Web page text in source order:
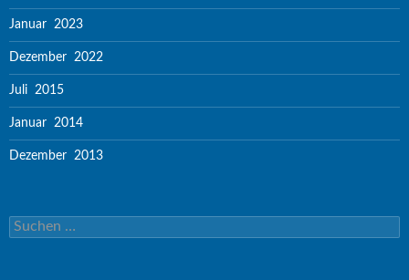
Januar 2023
Dezember 2022
Juli 2015
Januar 2014
Dezember 2013
Suchen nach: